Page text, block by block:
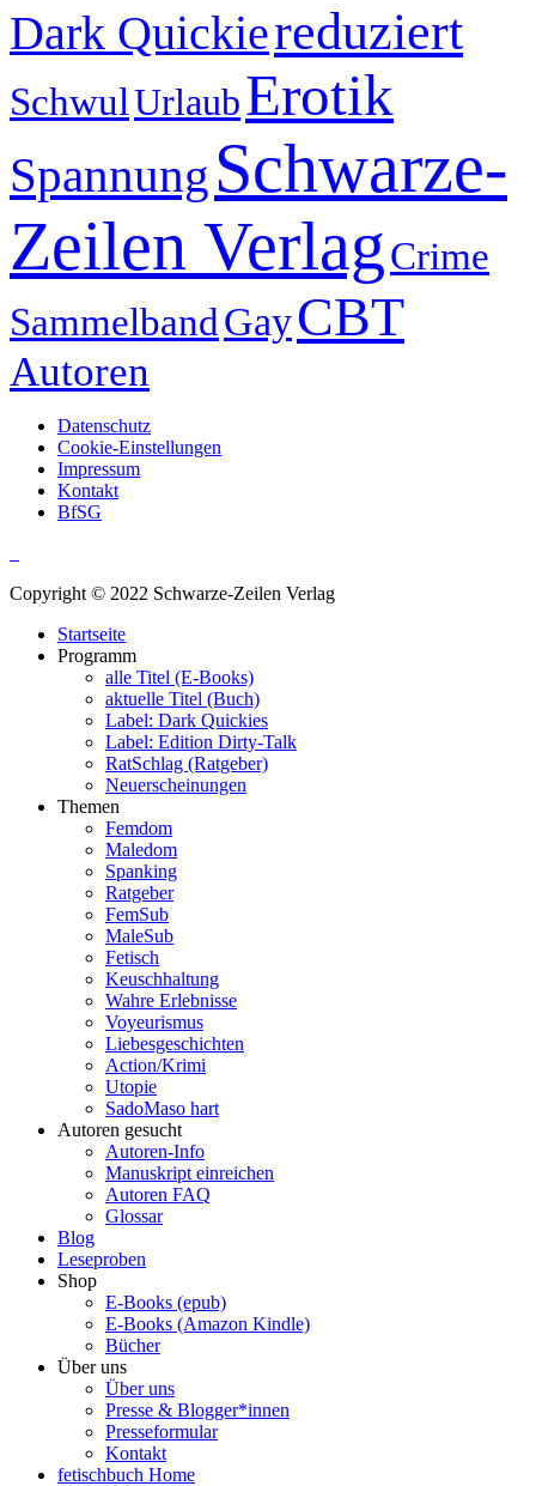
Dark Quickiereduziert
SchwulUrlaubErotik
Spannung Schwarze-
Zeilen VerlagCrime
SammelbandGayCBT
Autoren
Datenschutz
Cookie-Einstellungen
Impressum
Kontakt
BfSG
Copyright © 2022 Schwarze-Zeilen Verlag
Startseite
Programm
alle Titel (E-Books)
aktuelle Titel (Buch)
Label: Dark Quickies
Label: Edition Dirty-Talk
RatSchlag (Ratgeber)
Neuerscheinungen
Themen
Femdom
Maledom
Spanking
Ratgeber
FemSub
MaleSub
Fetisch
Keuschhaltung
Wahre Erlebnisse
Voyeurismus
Liebesgeschichten
Action/Krimi
Utopie
SadoMaso hart
Autoren gesucht
Autoren-Info
Manuskript einreichen
Autoren FAQ
Glossar
Blog
Leseproben
Shop
E-Books (epub)
E-Books (Amazon Kindle)
Bücher
Über uns
Über uns
Presse & Blogger*innen
Presseformular
Kontakt
fetischbuch Home